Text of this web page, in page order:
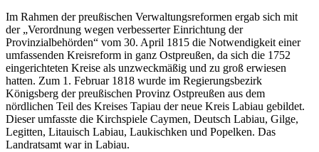
Im Rahmen der preußischen Verwaltungsreformen ergab sich mit
der Verordnung wegen verbesserter Einrichtung der
Provinzialbehörden
vom 30. April 1815 die Notwendigkeit einer
umfassenden Kreisreform in ganz Ostpreußen, da sich die 1752
eingerichteten Kreise als unzweckmäßig und zu groß erwiesen
hatten. Zum 1. Februar 1818 wurde im Regierungsbezirk
Königsberg der preußischen Provinz Ostpreußen aus dem
nördlichen Teil des Kreises Tapiau der neue Kreis Labiau gebildet.
Dieser umfasste die Kirchspiele Caymen, Deutsch Labiau, Gilge,
Legitten, Litauisch Labiau, Laukischken und Popelken. Das
Landratsamt war in Labiau.